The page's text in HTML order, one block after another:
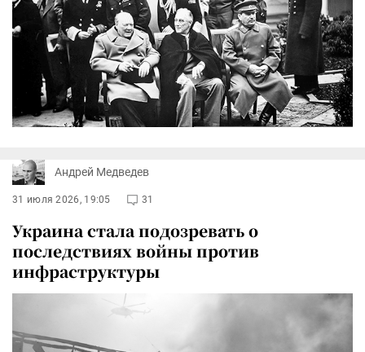
Андрей Медведев
31 июля 2026, 19:05 31
Украина стала подозревать о
последствиях войны против
инфраструктуры